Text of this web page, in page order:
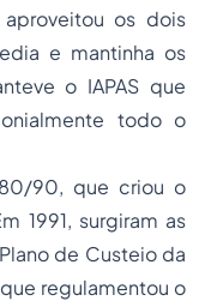
os dois
e mantinha os
o IAPAS que
todo o
90, que criou o
1991, surgiram as
de Custeio da
regulamentou o